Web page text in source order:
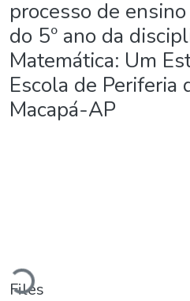
processo de
do 5º ano da
Matemática: Um
Escola de Periferia
Macapá-AP
Files